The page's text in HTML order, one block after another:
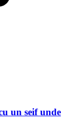
un seif unde